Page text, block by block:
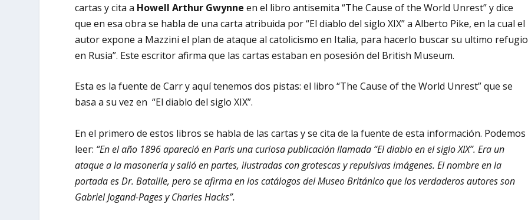
cartas y cita a Howell Arthur Gwynne en el libro antisemita “The Cause of the World Unrest” y dice
que en esa obra se habla de una carta atribuida por “El diablo del siglo XIX” a Alberto Pike, en la cual el
autor expone a Mazzini el plan de ataque al catolicismo en Italia, para hacerlo buscar su ultimo refugio
en Rusia”. Este escritor afirma que las cartas estaban en posesión del British Museum.
Esta es la fuente de Carr y aquí tenemos dos pistas: el libro “The Cause of the World Unrest” que se
basa a su vez en “El diablo del siglo XIX”.
En el primero de estos libros se habla de las cartas y se cita de la fuente de esta información. Podemos
leer: “En el año 1896 apareció en París una curiosa publicación llamada “El diablo en el siglo XIX”. Era un
ataque a la masonería y salió en partes, ilustradas con grotescas y repulsivas imágenes. El nombre en la
portada es Dr. Bataille, pero se afirma en los catálogos del Museo Británico que los verdaderos autores son
Gabriel Jogand-Pages y Charles Hacks”.